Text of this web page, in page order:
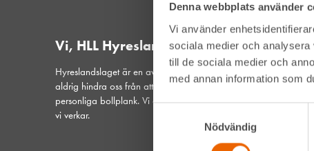
Denna webbplats använder
Vi använder
sociala medier och
till de sociala medier och
med annan information som
Nödvändig
Vi, HLL Hyreslandslaget
Hyreslandslaget är en av Sveriges ledande maskinuthyrare. Det
aldrig hindra oss från att vara din lokala samarbetspartner och
personliga bollplank. Vi är ett samspelt lag med hjärtat på
vi verkar.